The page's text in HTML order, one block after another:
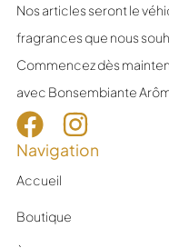
Nos articles seront le
fragrances que nous
Commencez dès
avec Bonsembiante
Navigation
Accueil
Boutique